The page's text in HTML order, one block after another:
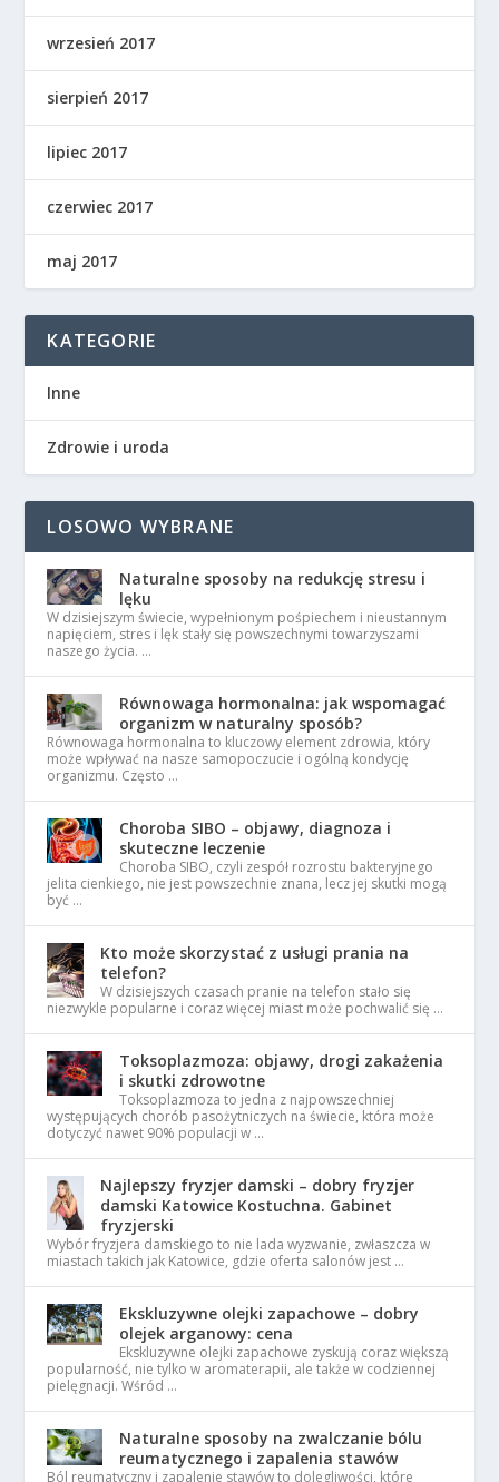
wrzesień 2017
sierpień 2017
lipiec 2017
czerwiec 2017
maj 2017
KATEGORIE
Inne
Zdrowie i uroda
LOSOWO WYBRANE
Naturalne sposoby na redukcję stresu i
lęku
W dzisiejszym świecie, wypełnionym pośpiechem i nieustannym
napięciem, stres i lęk stały się powszechnymi towarzyszami
naszego życia. …
Równowaga hormonalna: jak wspomagać
organizm w naturalny sposób?
Równowaga hormonalna to kluczowy element zdrowia, który
może wpływać na nasze samopoczucie i ogólną kondycję
organizmu. Często …
Choroba SIBO – objawy, diagnoza i
skuteczne leczenie
Choroba SIBO, czyli zespół rozrostu bakteryjnego
jelita cienkiego, nie jest powszechnie znana, lecz jej skutki mogą
być …
Kto może skorzystać z usługi prania na
telefon?
W dzisiejszych czasach pranie na telefon stało się
niezwykle popularne i coraz więcej miast może pochwalić się …
Toksoplazmoza: objawy, drogi zakażenia
i skutki zdrowotne
Toksoplazmoza to jedna z najpowszechniej
występujących chorób pasożytniczych na świecie, która może
dotyczyć nawet 90% populacji w …
Najlepszy fryzjer damski – dobry fryzjer
damski Katowice Kostuchna. Gabinet
fryzjerski
Wybór fryzjera damskiego to nie lada wyzwanie, zwłaszcza w
miastach takich jak Katowice, gdzie oferta salonów jest …
Ekskluzywne olejki zapachowe – dobry
olejek arganowy: cena
Ekskluzywne olejki zapachowe zyskują coraz większą
popularność, nie tylko w aromaterapii, ale także w codziennej
pielęgnacji. Wśród …
Naturalne sposoby na zwalczanie bólu
reumatycznego i zapalenia stawów
Ból reumatyczny i zapalenie stawów to dolegliwości, które